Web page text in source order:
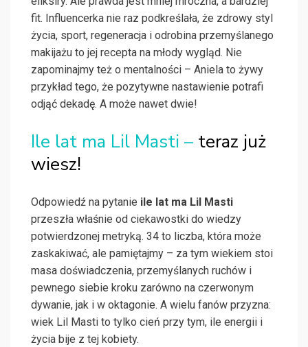
fit. Influencerka nie raz podkreślała, że zdrowy styl
życia, sport, regeneracja i odrobina przemyślanego
makijażu to jej recepta na młody wygląd. Nie
zapominajmy też o mentalności – Aniela to żywy
przykład tego, że pozytywne nastawienie potrafi
odjąć dekadę. A może nawet dwie!
Ile lat ma Lil Masti – teraz już
wiesz!
Odpowiedź na pytanie ile lat ma Lil Masti
przeszła właśnie od ciekawostki do wiedzy
potwierdzonej metryką. 34 to liczba, która może
zaskakiwać, ale pamiętajmy – za tym wiekiem stoi
masa doświadczenia, przemyślanych ruchów i
pewnego siebie kroku zarówno na czerwonym
dywanie, jak i w oktagonie. A wielu fanów przyzna:
wiek Lil Masti to tylko cień przy tym, ile energii i
życia bije z tej kobiety.